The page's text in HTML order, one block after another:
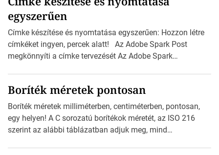
egyszerűen
Címke készítése és nyomtatása egyszerűen: Hozzon létre
címkéket ingyen, percek alatt! Az Adobe Spark Post
megkönnyíti a címke tervezését Az Adobe Spark
igazán foroghatnak a kreatív fogaskerekek, miközben
zajlik a saját címke készítése. Hogyan készítsünk címkét?
Válasszon méretet és alakot: Válassza ki a kívánt címke
méretét. Akár néhány személyes […]
Boríték méretek pontosan
Boríték méretek milliméterben, centiméterben, pontosan,
egy helyen! A C sorozatú borítékok méretét, az ISO 216
szerint az alábbi táblázatban adjuk meg, mind